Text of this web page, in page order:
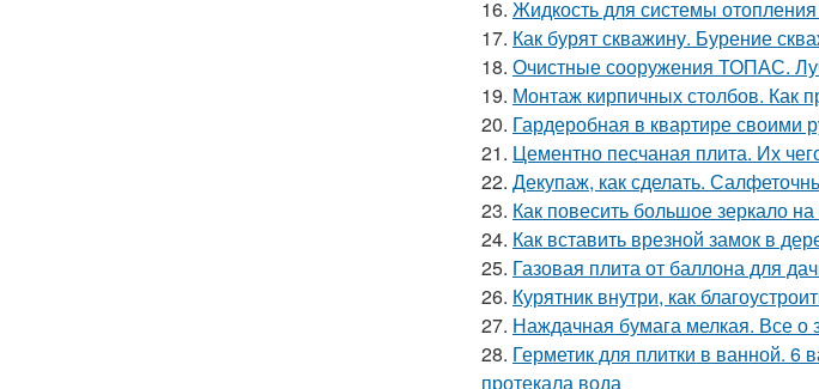
16. Жидкость для системы
17. Как бурят скважину. Бурение
18. Очистные сооружения ТОПАС.
19. Монтаж кирпичных столбов. Как
20. Гардеробная в квартире своими
21. Цементно песчаная плита. Их
22. Декупаж, как сделать.
23. Как повесить большое зеркало на
24. Как вставить врезной замок в
25. Газовая плита от баллона для
26. Курятник внутри, как
27. Наждачная бумага мелкая. Все о
28. Герметик для плитки в ванной. 6
протекала вода